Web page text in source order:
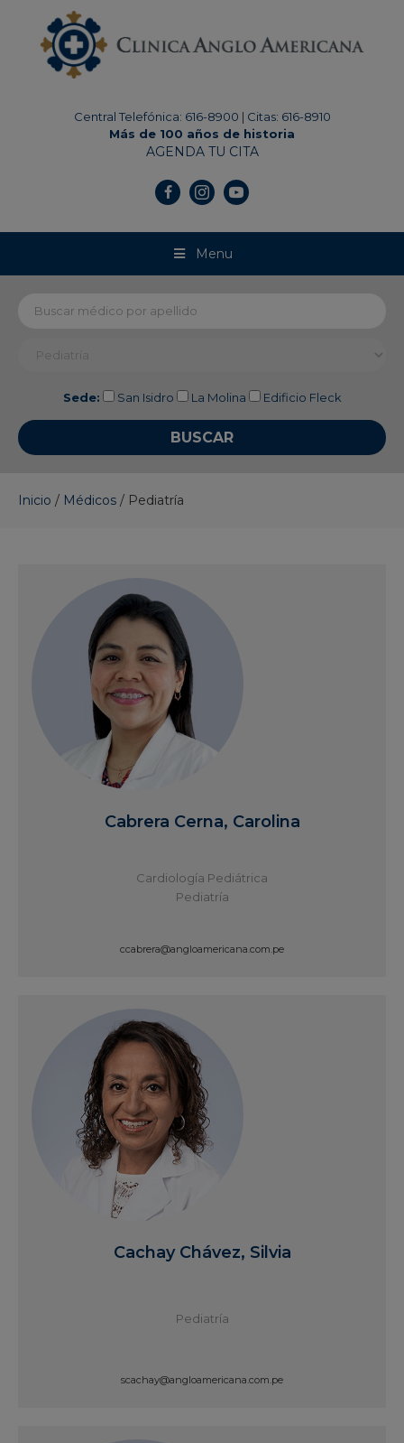
Central Telefónica: 616-8900 | Citas: 616-8910
Más de 100 años de historia
AGENDA TU CITA
Menu
Sede: San Isidro La Molina Edificio Fleck
Inicio / Médicos / Pediatría
Cabrera Cerna, Carolina
Cardiología Pediátrica
Pediatría
ccabrera@angloamericana.com.pe
Cachay Chávez, Silvia
Pediatría
scachay@angloamericana.com.pe